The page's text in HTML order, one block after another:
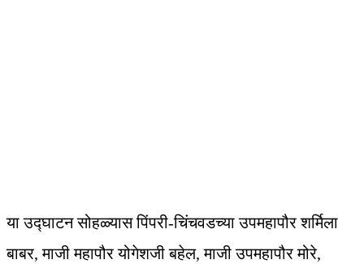
या उद्घाटन सोहळ्यास पिंपरी-चिंचवडच्या उपमहापौर शर्मिला
बाबर, माजी महापौर योगेशजी बहेल, माजी उपमहापौर मोरे,